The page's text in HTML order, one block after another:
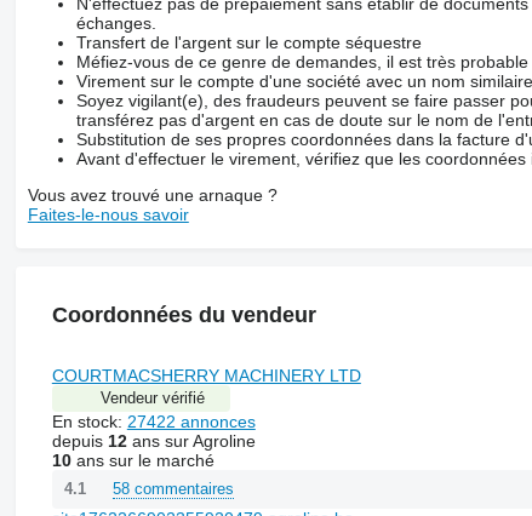
échanges.
Transfert de l'argent sur le compte séquestre
Méfiez-vous de ce genre de demandes, il est très
Virement sur le compte d'une société avec un nom similaire
Soyez vigilant(e), des fraudeurs peuvent se faire passer
transférez pas d'argent en cas de doute sur le nom de
Substitution de ses propres coordonnées dans la facture
Avant d'effectuer le virement, vérifiez que les
Vous avez trouvé une arnaque ?
Faites-le-nous savoir
Coordonnées du vendeur
COURTMACSHERRY MACHINERY LTD
Vendeur vérifié
En stock: 27422 annonces
depuis 12ans sur Agroline
10ans sur le marché
4.1 58 commentaires